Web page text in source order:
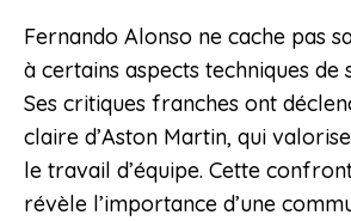
Fernando Alonso ne cache pas
à certains aspects techniques de
Ses critiques franches ont
claire d’Aston Martin, qui
le travail d’équipe. Cette
révèle l’importance d’une